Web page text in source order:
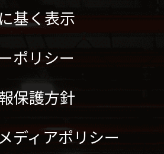
基く表示
ポリシー
保護方針
ディアポリシー